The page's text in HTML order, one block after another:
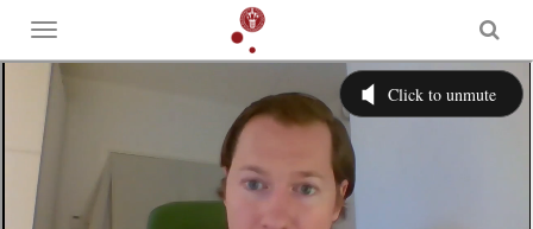
Toggle
menu